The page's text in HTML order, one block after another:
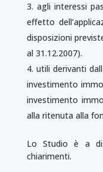
agli interessi
effetto
disposizioni
al 31.12.2007).
utili derivanti
investimento
investimento
alla ritenuta alla
Lo Studio è a
chiarimenti.